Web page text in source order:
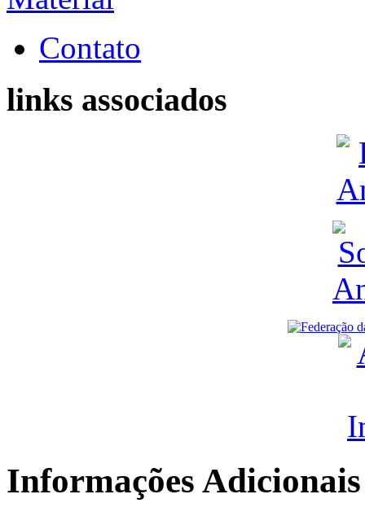
Contato
links associados
Informações Adicionais